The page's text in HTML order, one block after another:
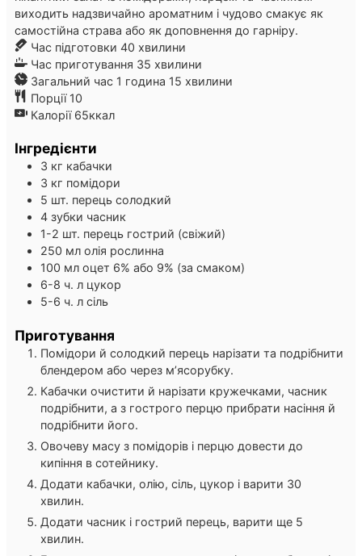
виходить надзвичайно ароматним і чудово смакує як
самостійна страва або як доповнення до гарніру.
Час підготовки 40 хвилини
хвилини
Час приготування 35 хвилини
хвилини
Загальний час 1 година
година 15 хвилини
хвилини
Порції 10
Калорії 65ккал
Інгредієнти
3 кг кабачки
3 кг помідори
5 шт. перець солодкий
4 зубки часник
1-2 шт. перець гострий (свіжий)
250 мл олія рослинна
100 мл оцет 6% або 9% (за смаком)
6-8 ч. л цукор
5-6 ч. л сіль
Приготування
Помідори й солодкий перець нарізати та подрібнити
блендером або через м’ясорубку.
Кабачки очистити й нарізати кружечками, часник
подрібнити, а з гострого перцю прибрати насіння й
подрібнити його.
Овочеву масу з помідорів і перцю довести до
кипіння в сотейнику.
Додати кабачки, олію, сіль, цукор і варити 30
хвилин.
Додати часник і гострий перець, варити ще 5
хвилин.